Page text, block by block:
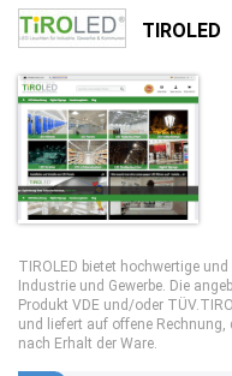
TIROLED
TIROLED bietet hochwertige
Industrie und Gewerbe. Die
Produkt VDE und/oder
und liefert auf offene
nach Erhalt der Ware.